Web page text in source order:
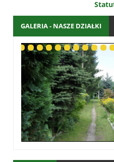
GALERIA - NASZE DZIAŁKI